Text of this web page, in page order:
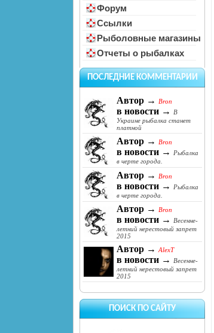
Форум
Ссылки
Рыболовные магазины
Отчеты о рыбалках
ПОСЛЕДНИЕ КОММЕНТАРИИ
Автор → Bron
в новости →
В
Украине рыбалка станет
платной
Автор → Bron
в новости →
Рыбалка
в черте города.
Автор → Bron
в новости →
Рыбалка
в черте города.
Автор → Bron
в новости →
Весенне-
летний нерестовый запрет
2015
Автор → AlexT
в новости →
Весенне-
летний нерестовый запрет
2015
ПОИСК ПО САЙТУ